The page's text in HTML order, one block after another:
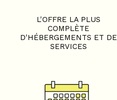
L'OFFRE LA PLUS
COMPLÈTE
D'HÉBERGEMENTS ET DE
SERVICES